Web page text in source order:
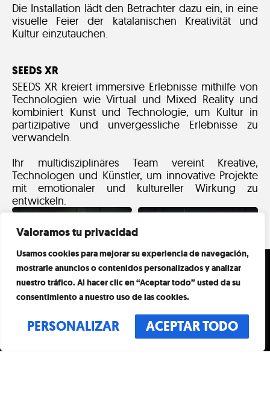
Valoramos tu privacidad
Usamos cookies para mejorar su experiencia de navegación,
mostrarle anuncios o contenidos personalizados y analizar
nuestro tráfico. Al hacer clic en “Aceptar todo” usted da su
consentimiento a nuestro uso de las cookies.
PERSONALIZAR ACEPTAR TODO
Die Installation lädt den Betrachter dazu ein, in eine
visuelle Feier der katalanischen Kreativität und
Kultur einzutauchen.
SEEDS XR
SEEDS XR kreiert immersive Erlebnisse mithilfe von
Technologien wie Virtual und Mixed Reality und
kombiniert Kunst und Technologie, um Kultur in
partizipative und unvergessliche Erlebnisse zu
verwandeln.
Ihr multidisziplinäres Team vereint Kreative,
Technologen und Künstler, um innovative Projekte
mit emotionaler und kultureller Wirkung zu
entwickeln.
BESUCHEN
VERANSTALTUNGEN
KUNST UND
KÜNSTLER
ZEITPLAN
TÄGLICH
10:00 – 20:00 UHR
LETZTER EINLASS UM
19:00 UHR
ADRESSE